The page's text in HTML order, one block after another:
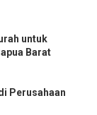
untuk
Barat
Perusahaan